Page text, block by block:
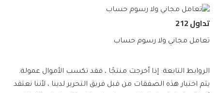
تداول 212
تعامل مجاني ولا رسوم حساب
الروابط التابعة: إذا أخرجت منتجًا ، فقد تكسب الأموال عمولة.
يتم اختيار هذه الصفقات من قبل فريق التحرير لدينا ، لأننا نعتقد